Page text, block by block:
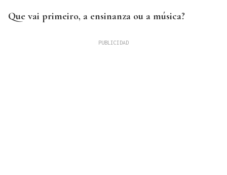
Que vai primeiro, a ensinanza ou a música?